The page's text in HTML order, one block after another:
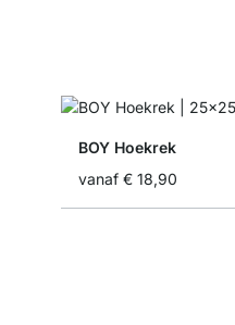
BOY Hoekrek
vanaf € 18,90